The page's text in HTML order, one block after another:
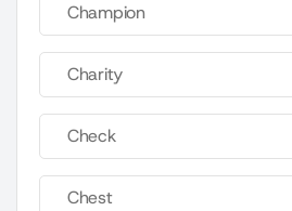
Champion
Charity
Check
Chest